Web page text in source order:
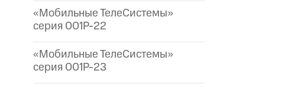
«Мобильные ТелеСистемы»
серия 001P-22
«Мобильные ТелеСистемы»
серия 001P-23